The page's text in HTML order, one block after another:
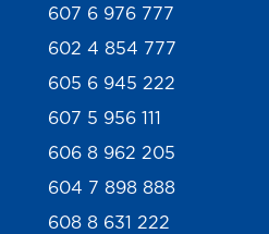
607 6 976 777
602 4 854 777
605 6 945 222
607 5 956 111
606 8 962 205
604 7 898 888
608 8 631 222